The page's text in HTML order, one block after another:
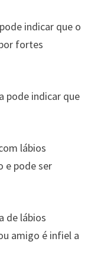
indicar que o
fortes
pode indicar que
lábios
e pode ser
de lábios
amigo é infiel a